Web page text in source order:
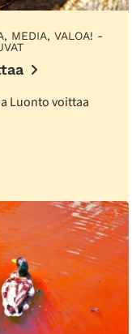
MEDIA, VALOA! -
Luonto voittaa